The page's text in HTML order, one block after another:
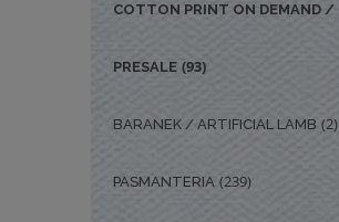
COTTON PRINT ON DEMAND /
PRESALE (93)
BARANEK / ARTIFICIAL LAMB (2)
PASMANTERIA (239)